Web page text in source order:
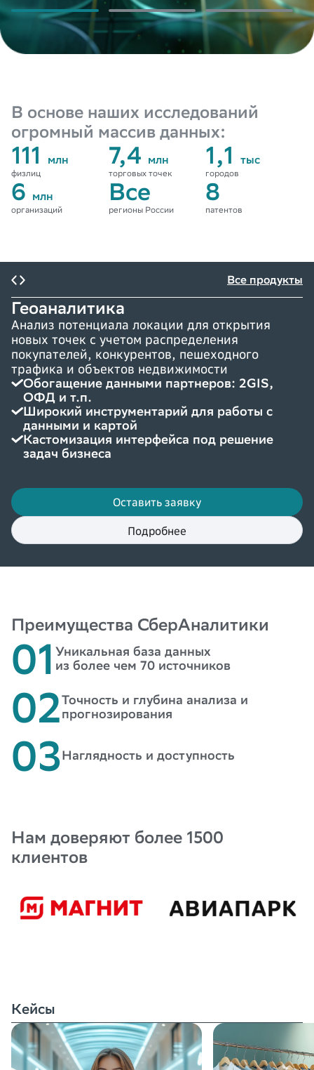
В основе наших исследований
огромный массив данных:
111 млн
физлиц
7,4 млн
торговых точек
1,1 тыс
городов
6 млн
организаций
Все
регионы России
8
патентов
Все продукты
Геоаналитика
Анализ потенциала локации для открытия
новых точек с учетом распределения
покупателей, конкурентов, пешеходного
трафика и объектов недвижимости
Обогащение данными партнеров: 2GIS,
ОФД и т.п.
Широкий инструментарий для работы с
данными и картой
Кастомизация интерфейса под решение
задач бизнеса
Оставить заявку
Подробнее
Преимущества СберАналитики
01 Уникальная база данных
из более чем 70 источников
02Точность и глубина анализа и
прогнозирования
03Наглядность и доступность
Нам доверяют более 1500
клиентов
Кейсы